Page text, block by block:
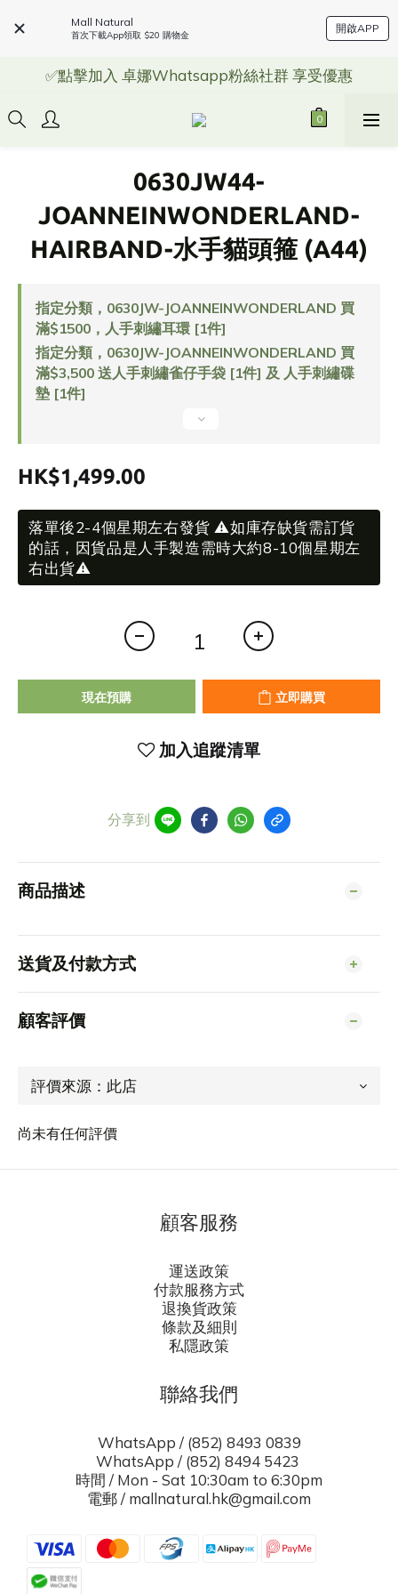
Mall Natural
首次下載App領取 $20 購物金
開啟APP
✅點擊加入 卓娜Whatsapp粉絲社群 享受優惠
0630JW44-
JOANNEINWONDERLAND-
HAIRBAND-水手貓頭箍 (A44)
指定分類，0630JW-JOANNEINWONDERLAND 買
滿$1500，人手刺繡耳環 [1件]
指定分類，0630JW-JOANNEINWONDERLAND 買
滿$3,500 送人手刺繡雀仔手袋 [1件] 及 人手刺繡碟
墊 [1件]
HK$1,499.00
落單後2-4個星期左右發貨 ⚠️如庫存缺貨需訂貨
的話，因貨品是人手製造需時大約8-10個星期左
右出貨⚠️
現在預購 立即購買
加入追蹤清單
分享到
商品描述
送貨及付款方式
顧客評價
尚未有任何評價
顧客服務
運送政策
付款服務方式
退換貨政策
條款及細則
私隱政策
聯絡我們
WhatsApp / (852) 8493 0839
WhatsApp / (852) 8494 5423
時間 / Mon - Sat 10:30am to 6:30pm
電郵 / mallnatural.hk@gmail.com